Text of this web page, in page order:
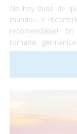
No hay duda de
mundo... Y
recomendable!
romana,
compuesta por
diferentes, artes y
más y haz las